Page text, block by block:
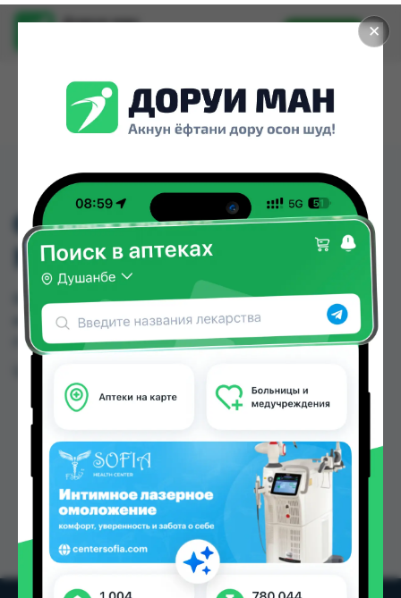
✕
Доруи ман
Установить
682 БУТИЛКА (ХИРСАК
МАЙДА)
682 БУТИЛКА (ХИРСАК МАЙДА) можно купить
или заказать в аптеках Душанбе и других
городах Таджикистана